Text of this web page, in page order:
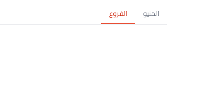
المنيو الفروع